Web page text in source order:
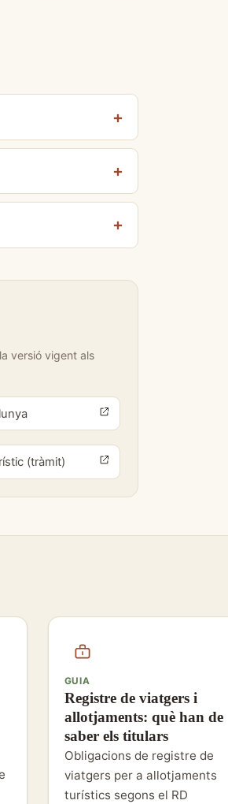
versió vigent als
(tràmit)
GUIA
Registre de viatgers i
allotjaments: què han de
saber els titulars
Obligacions de registre de
viatgers per a allotjaments
turístics segons el RD